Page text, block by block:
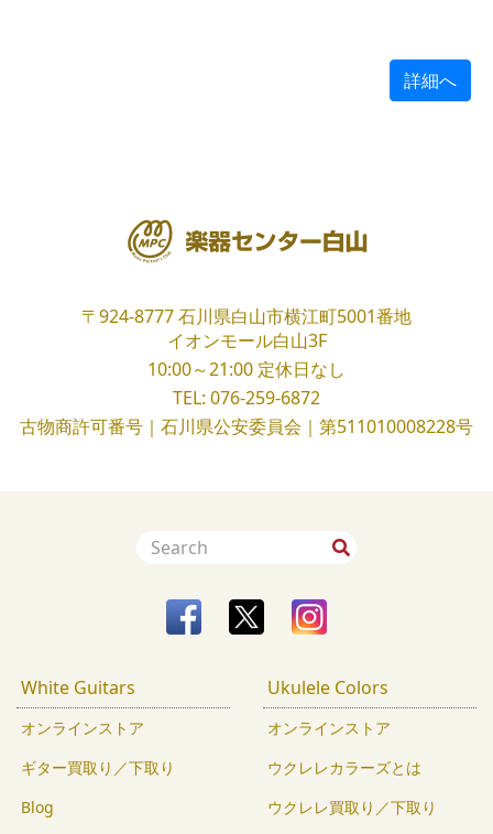
詳細へ
〒924-8777石川県白山市横江町5001番地
イオンモール白山3F
10:00～21:00 定休日なし
TEL: 076-259-6872
古物商許可番号｜石川県公安委員会｜第511010008228号
White Guitars
オンラインストア
ギター買取り／下取り
Blog
Ukulele Colors
オンラインストア
ウクレレカラーズとは
ウクレレ買取り／下取り